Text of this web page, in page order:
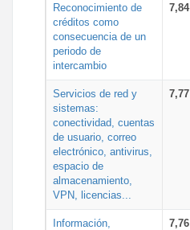
Reconocimiento de
créditos como
consecuencia de un
periodo de
intercambio
7,84
Servicios de red y
sistemas:
conectividad, cuentas
de usuario, correo
electrónico, antivirus,
espacio de
almacenamiento,
VPN, licencias...
7,77
Información,
7,76